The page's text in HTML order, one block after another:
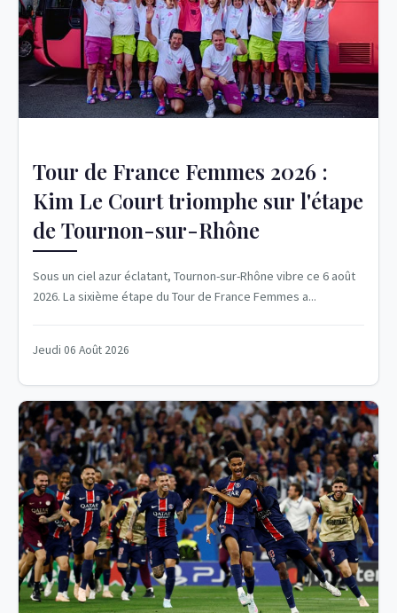
Tour de France Femmes 2026 :
Kim Le Court triomphe sur l'étape
de Tournon-sur-Rhône
Sous un ciel azur éclatant, Tournon-sur-Rhône vibre ce 6 août
2026. La sixième étape du Tour de France Femmes a...
Jeudi 06 Août 2026